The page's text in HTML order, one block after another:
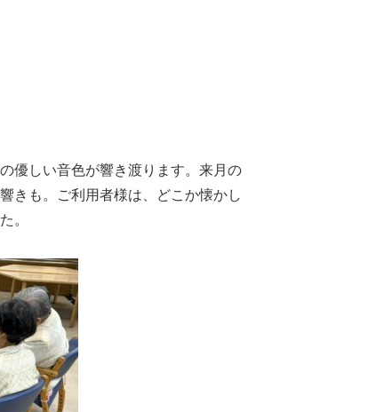
優しい音色が響き渡ります。来月の
きも。ご利用者様は、どこか懐かし
。